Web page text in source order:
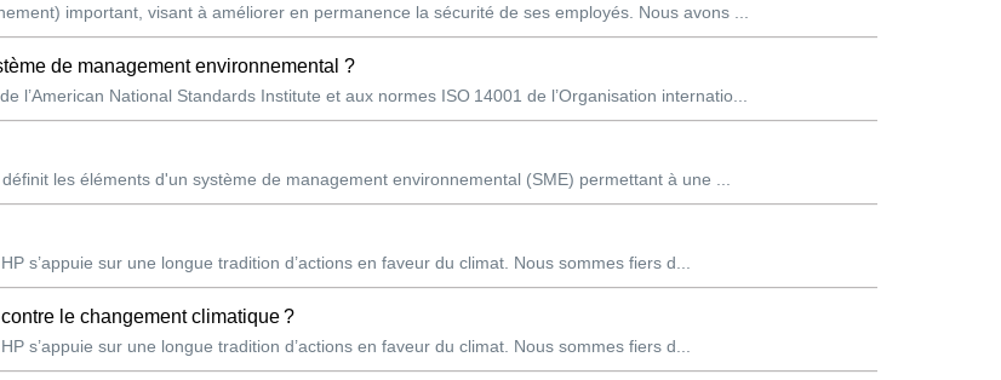
important, visant à améliorer en permanence la sécurité de ses employés. Nous avons ...
de management environnemental ?
l’American National Standards Institute et aux normes ISO 14001 de l’Organisation internatio...
les éléments d'un système de management environnemental (SME) permettant à une ...
s’appuie sur une longue tradition d’actions en faveur du climat. Nous sommes fiers d...
le changement climatique ?
s’appuie sur une longue tradition d’actions en faveur du climat. Nous sommes fiers d...